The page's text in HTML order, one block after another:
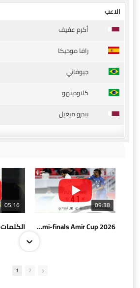
الاعب
أكرم عفيف
رافا موخيكا
جيوفاني
كلاودينهو
بيدرو ميغيل
05:16 09:38
AlSadd 4/1 AlDuhail - Semi-finals Amir Cup 2026 #السد/ الدحيل
1 2